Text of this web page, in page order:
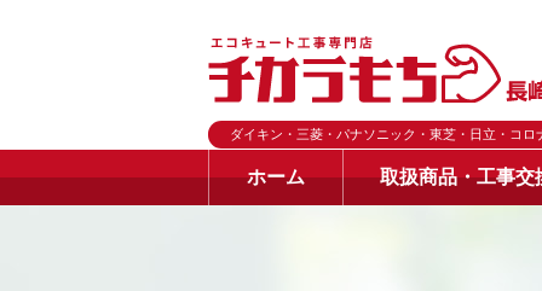
ダイキン・三菱・パナソニック・東芝・日立・コロ
ホーム 取扱商品・工事交